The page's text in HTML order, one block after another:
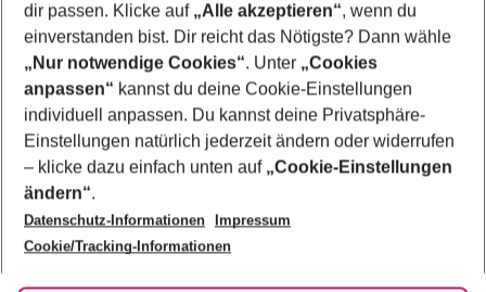
Footer
Footer navigation
Über uns
AGB
Bestpreisgarantie
Cookie-Einstellungen ändern
Cookie-Richtlinie
Agenturbetreuung
Barrierefreies Reisen
Folge uns
dir passen. Klicke auf „Alle akzeptieren“, wenn du
einverstanden bist. Dir reicht das Nötigste? Dann wähle
„Nur notwendige Cookies“. Unter „Cookies
anpassen“ kannst du deine Cookie-Einstellungen
individuell anpassen. Du kannst deine Privatsphäre-
Einstellungen natürlich jederzeit ändern oder widerrufen
– klicke dazu einfach unten auf „Cookie-Einstellungen
ändern“.
Datenschutz-Informationen
Impressum
Cookie/Tracking-Informationen